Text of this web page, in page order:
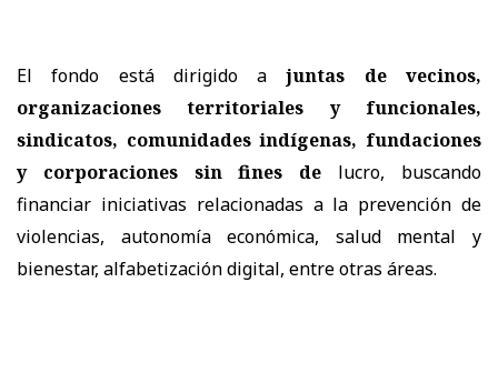
El fondo está dirigido a
juntas de vecinos,
organizaciones territoriales y funcionales,
sindicatos, comunidades indígenas, fundaciones
y corporaciones sin fines de
lucro, buscando
financiar iniciativas relacionadas a la prevención de
violencias, autonomía económica, salud mental y
bienestar, alfabetización digital, entre otras áreas.